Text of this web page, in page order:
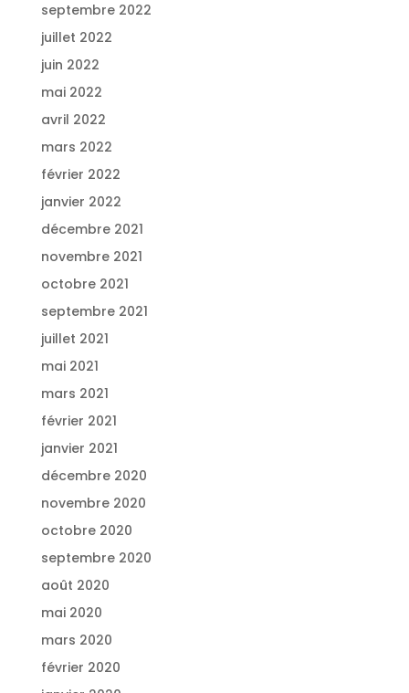
septembre 2022
juillet 2022
juin 2022
mai 2022
avril 2022
mars 2022
février 2022
janvier 2022
décembre 2021
novembre 2021
octobre 2021
septembre 2021
juillet 2021
mai 2021
mars 2021
février 2021
janvier 2021
décembre 2020
novembre 2020
octobre 2020
septembre 2020
août 2020
mai 2020
mars 2020
février 2020